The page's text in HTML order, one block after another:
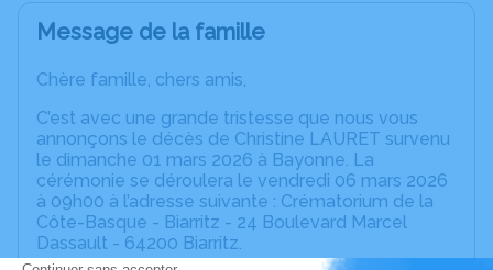
Message de la famille
Chère famille, chers amis,
C’est avec une grande tristesse que nous vous
annonçons le décès de Christine LAURET survenu
le dimanche 01 mars 2026 à Bayonne. La
cérémonie se déroulera le vendredi 06 mars 2026
à 09h00 à l’adresse suivante : Crématorium de la
Côte-Basque - Biarritz - 24 Boulevard Marcel
Dassault - 64200 Biarritz.